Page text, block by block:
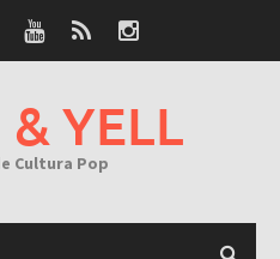
& YELL
Cultura Pop